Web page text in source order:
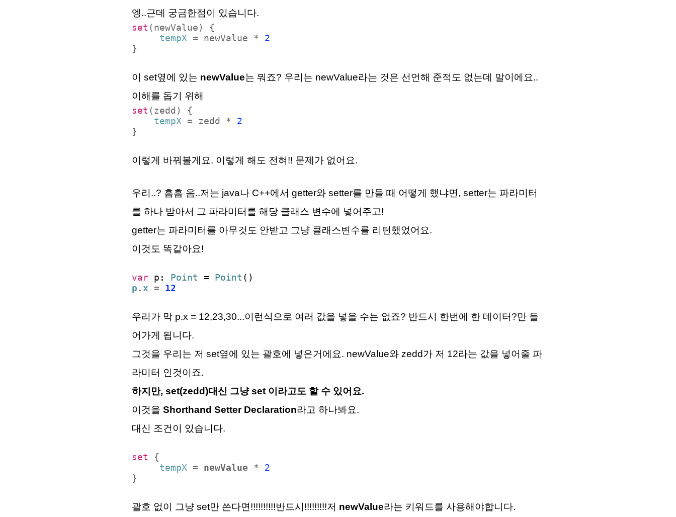
엥..근데 궁금한점이 있습니다.
set (newValue) {
tempX = newValue * 2
}
이 set옆에 있는 newValue는 뭐죠? 우리는 newValue라는 것은 선언해 준적도 없는데 말이에요..
이해를 돕기 위해
set (zedd) {
tempX = zedd * 2
}
이렇게 바꿔볼게요. 이렇게 해도 전혀!! 문제가 없어요.
우리..? 흠흠 음..저는 java나 C++에서 getter와 setter를 만들 때 어떻게 했냐면, setter는 파라미터
를 하나 받아서 그 파라미터를 해당 클래스 변수에 넣어주고!
getter는 파라미터를 아무것도 안받고 그냥 클래스변수를 리턴했었어요.
이것도 똑같아요!
var p: Point = Point ()
p . x = 12
우리가 막 p.x = 12,23,30...이런식으로 여러 값을 넣을 수는 없죠? 반드시 한번에 한 데이터?만 들
어가게 됩니다.
그것을 우리는 저 set옆에 있는 괄호에 넣은거에요. newValue와 zedd가 저 12라는 값을 넣어줄 파
라미터 인것이죠.
하지만, set(zedd)대신 그냥 set 이라고도 할 수 있어요.
이것을 Shorthand Setter Declaration라고 하나봐요.
대신 조건이 있습니다.
set {
tempX = newValue * 2
}
괄호 없이 그냥 set만 쓴다면!!!!!!!!!!반드시!!!!!!!!!저 newValue라는 키워드를 사용해야합니다.